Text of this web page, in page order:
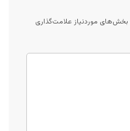
بخش‌های موردنیاز علامت‌گذاری